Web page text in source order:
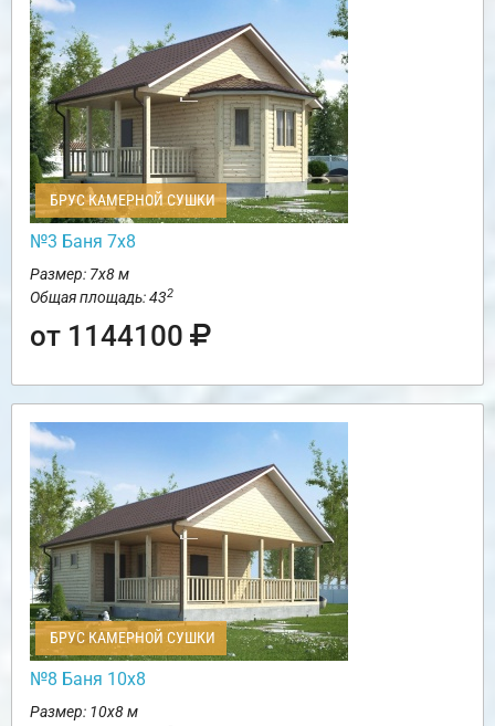
БРУС КАМЕРНОЙ СУШКИ
№3 Баня 7х8
Размер: 7х8 м
Общая площадь: 432
от 1144100
БРУС КАМЕРНОЙ СУШКИ
№8 Баня 10х8
Размер: 10х8 м